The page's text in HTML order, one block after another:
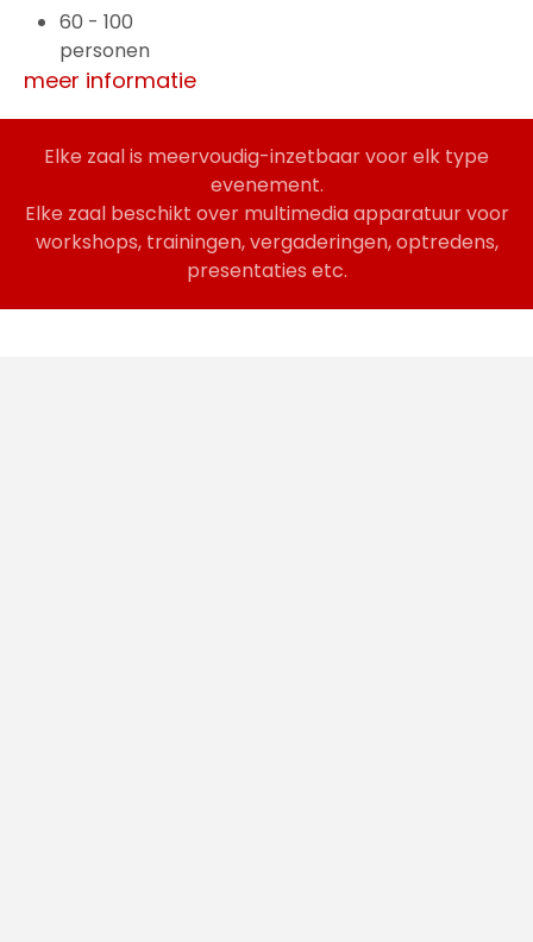
60 - 100
personen
meer informatie
Elke zaal is meervoudig-inzetbaar voor elk type
evenement.
Elke zaal beschikt over multimedia apparatuur voor
workshops, trainingen, vergaderingen, optredens,
presentaties etc.